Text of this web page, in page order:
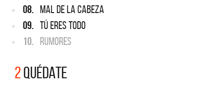
08. MAL DE LA CABEZA
09. TÚ ERES TODO
10. RUMORES
2QUÉDATE